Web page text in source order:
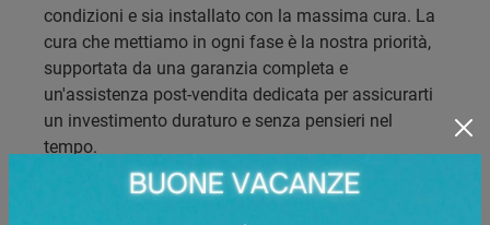
condizioni e sia installato con la massima cura. La
cura che mettiamo in ogni fase è la nostra priorità,
supportata da una garanzia completa e
un'assistenza post-vendita dedicata per assicurarti
un investimento duraturo e senza pensieri nel
tempo.
Stones